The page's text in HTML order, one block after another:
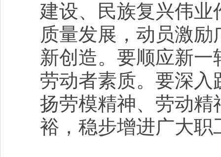
建设、民族复兴伟
质量发展，动员激
新创造。要顺应新
劳动者素质。要深
扬劳模精神、劳动
裕，稳步增进广大